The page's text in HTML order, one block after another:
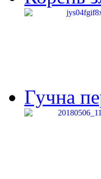
Гучна